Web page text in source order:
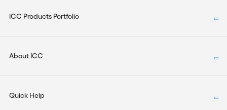
ICC Products Portfolio
About ICC
Quick Help